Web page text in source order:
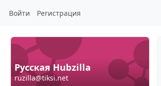
Войти Регистрация
Русская Hubzilla
ruzilla@tiksi.net